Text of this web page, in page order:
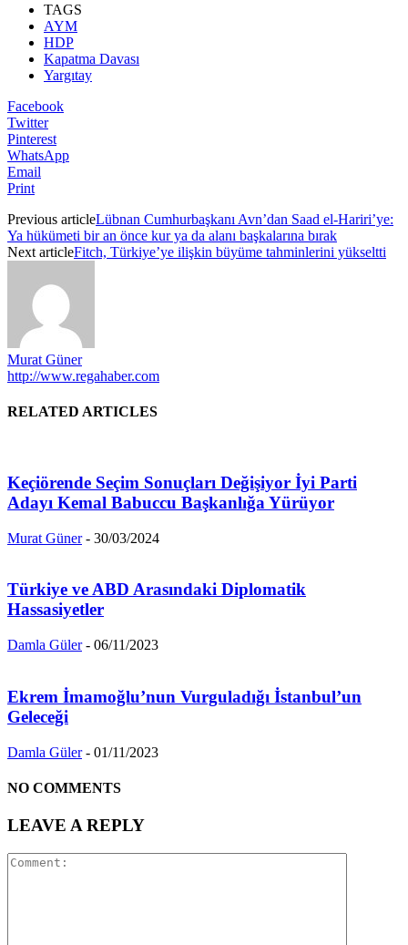
TAGS
AYM
HDP
Kapatma Davası
Yargıtay
Facebook
Twitter
Pinterest
WhatsApp
Email
Print
Previous articleLübnan Cumhurbaşkanı Avn’dan Saad el-Hariri’ye:
Ya hükümeti bir an önce kur ya da alanı başkalarına bırak
Next articleFitch, Türkiye’ye ilişkin büyüme tahminlerini yükseltti
Murat Güner
http://www.regahaber.com
RELATED ARTICLES
Keçiörende Seçim Sonuçları Değişiyor İyi Parti
Adayı Kemal Babuccu Başkanlığa Yürüyor
Murat Güner - 30/03/2024
Türkiye ve ABD Arasındaki Diplomatik
Hassasiyetler
Damla Güler - 06/11/2023
Ekrem İmamoğlu’nun Vurguladığı İstanbul’un
Geleceği
Damla Güler - 01/11/2023
NO COMMENTS
LEAVE A REPLY